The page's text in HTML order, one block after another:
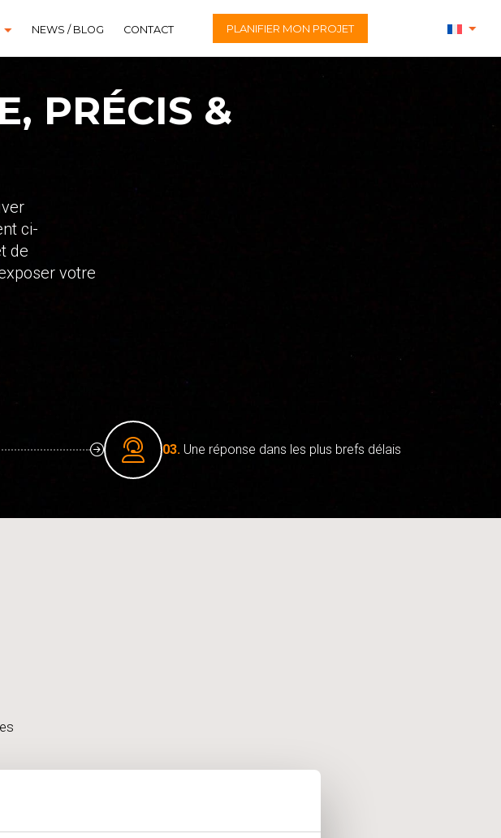
NEWS / BLOG CONTACT PLANIFIER MON PROJET
PRÉCIS &
ci-
de
votre
03. Une réponse dans les plus brefs délais